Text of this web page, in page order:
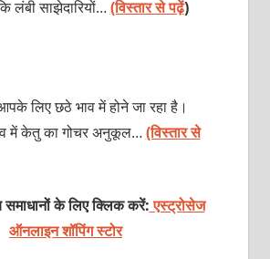
लंबी साझेदारियों…(विस्तार से पढ़ें)
लिए छठे भाव में होने जा रहा है।
में केतु का गोचर अनुकूल…(विस्तार से
समाधानों के लिए क्लिक करें: एस्ट्रोसेज
ऑनलाइन शॉपिंग स्टोर